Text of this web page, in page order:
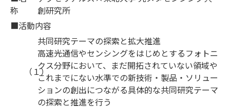
称
創研究所
■活動内容
（１）
共同研究テーマの探索と拡大推進
高速光通信やセンシングをはじめとするフォトニ
クス分野において、まだ開拓されていない領域や
これまでにない水準での新技術・製品・ソリュー
ションの創出につながる具体的な共同研究テーマ
の探索と推進を行う